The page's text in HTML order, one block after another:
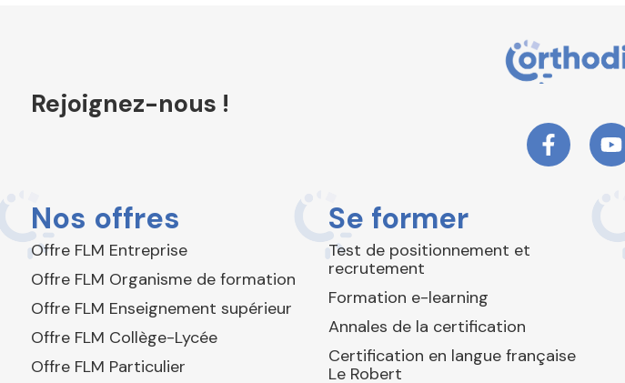
Rejoignez-nous !
Nos offres
Offre FLM Entreprise
Offre FLM Organisme de formation
Offre FLM Enseignement supérieur
Offre FLM Collège-Lycée
Offre FLM Particulier
Se former
Test de positionnement et
recrutement
Formation e-learning
Annales de la certification
Certification en langue française
Le Robert